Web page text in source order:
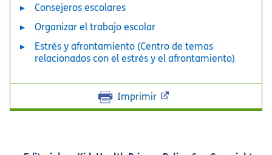
Consejeros escolares
Organizar el trabajo escolar
Estrés y afrontamiento (Centro de temas
relacionados con el estrés y el afrontamiento)
Imprimir